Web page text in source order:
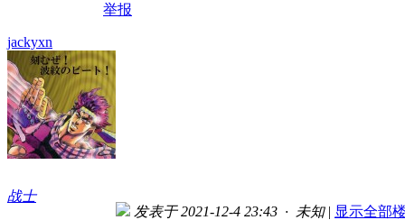
举报
jackyxn
战士
发表于 2021-12-4 23:43 · 未知 | 显示全部